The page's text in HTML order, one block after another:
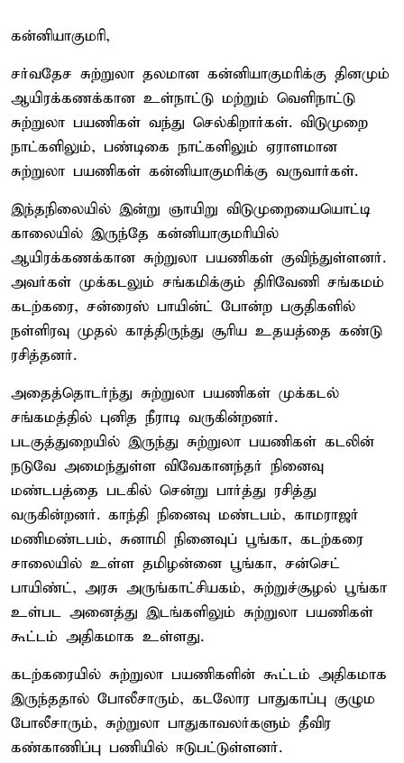
கன்னியாகுமரி,
சர்வதேச சுற்றுலா தலமான கன்னியாகுமரிக்கு தினமும்
ஆயிரக்கணக்கான உள்நாட்டு மற்றும் வெளிநாட்டு
சுற்றுலா பயணிகள் வந்து செல்கிறார்கள். விடுமுறை
நாட்களிலும், பண்டிகை நாட்களிலும் ஏராளமான
சுற்றுலா பயணிகள் கன்னியாகுமரிக்கு வருவார்கள்.
இந்தநிலையில் இன்று ஞாயிறு விடுமுறையையொட்டி
காலையில் இருந்தே கன்னியாகுமரியில்
ஆயிரக்கணக்கான சுற்றுலா பயணிகள் குவிந்துள்ளனர்.
அவர்கள் முக்கடலும் சங்கமிக்கும் திரிவேணி சங்கமம்
கடற்கரை, சன்ரைஸ் பாயின்ட் போன்ற பகுதிகளில்
நள்ளிரவு முதல் காத்திருந்து சூரிய உதயத்தை கண்டு
ரசித்தனர்.
அதைத்தொடர்ந்து சுற்றுலா பயணிகள் முக்கடல்
சங்கமத்தில் புனித நீராடி வருகின்றனர்.
படகுத்துறையில் இருந்து சுற்றுலா பயணிகள் கடலின்
நடுவே அமைந்துள்ள விவேகானந்தர் நினைவு
மண்டபத்தை படகில் சென்று பார்த்து ரசித்து
வருகின்றனர். காந்தி நினைவு மண்டபம், காமராஜர்
மணிமண்டபம், சுனாமி நினைவுப் பூங்கா, கடற்கரை
சாலையில் உள்ள தமிழன்னை பூங்கா, சன்செட்
பாயிண்ட், அரசு அருங்காட்சியகம், சுற்றுச்சூழல் பூங்கா
உள்பட அனைத்து இடங்களிலும் சுற்றுலா பயணிகள்
கூட்டம் அதிகமாக உள்ளது.
கடற்கரையில் சுற்றுலா பயணிகளின் கூட்டம் அதிகமாக
இருந்ததால் போலீசாரும், கடலோர பாதுகாப்பு குழும
போலீசாரும், சுற்றுலா பாதுகாவலர்களும் தீவிர
கண்காணிப்பு பணியில் ஈடுபட்டுள்ளனர்.